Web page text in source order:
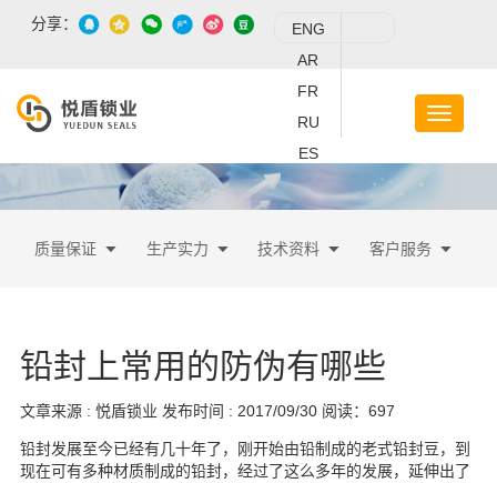
分享：
ENG
AR
FR
RU
ES
质量保证 生产实力 技术资料 客户服务
铅封上常用的防伪有哪些
文章来源 : 悦盾锁业 发布时间 : 2017/09/30 阅读： 697
铅封发展至今已经有几十年了，刚开始由铅制成的老式铅封豆，到
现在可有多种材质制成的铅封，经过了这么多年的发展，延伸出了